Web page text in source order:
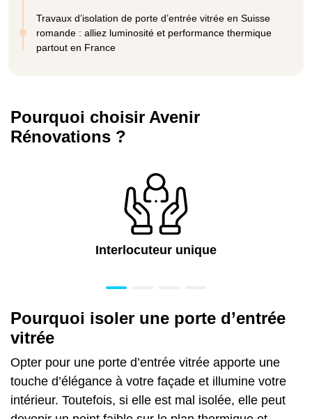
Travaux d’isolation de porte d’entrée vitrée en Suisse
romande : alliez luminosité et performance thermique
partout en France
Pourquoi choisir Avenir
Rénovations ?
Interlocuteur unique
Pourquoi isoler une porte d’entrée
vitrée
Opter pour une porte d’entrée vitrée apporte une
touche d’élégance à votre façade et illumine votre
intérieur. Toutefois, si elle est mal isolée, elle peut